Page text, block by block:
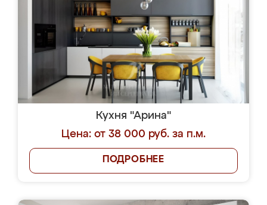
Кухня "Арина"
Цена: от 38 000 руб. за п.м.
ПОДРОБНЕЕ